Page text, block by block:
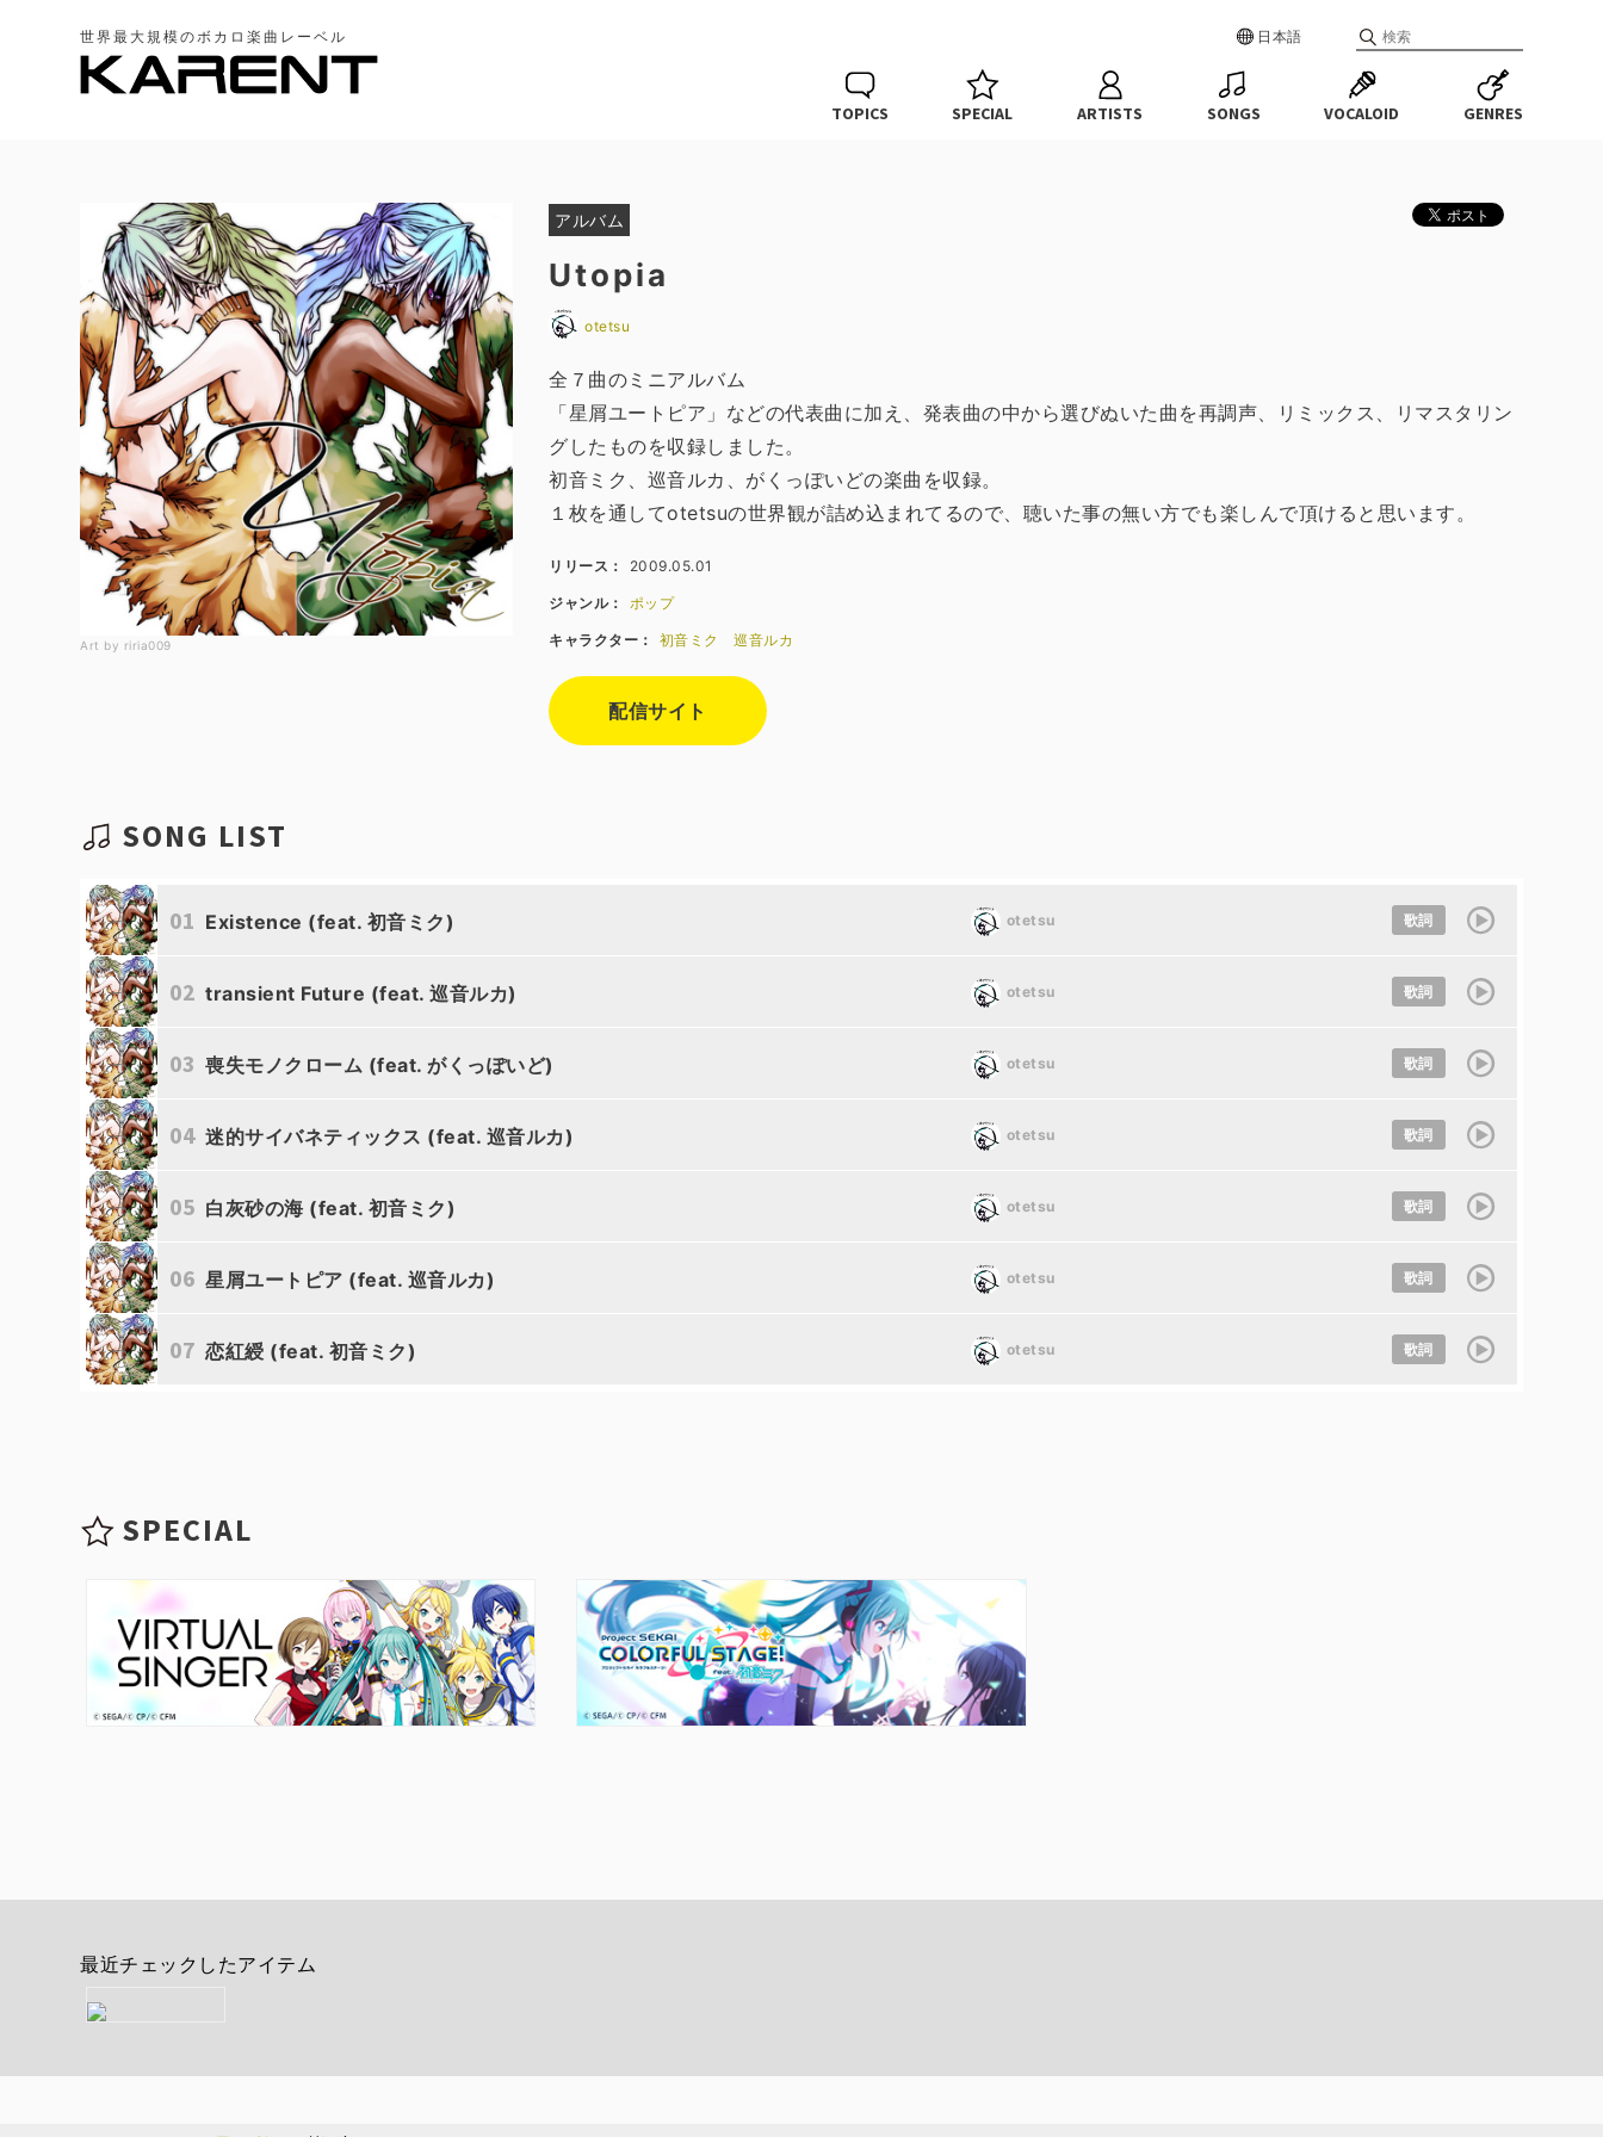
世界最大規模のボカロ楽曲レーベル 日本語
TOPICS SPECIAL ARTISTS SONGS VOCALOID GENRES
Art by riria009
アルバム
Utopia
otetsu
全７曲のミニアルバム
「星屑ユートピア」などの代表曲に加え、発表曲の中から選びぬいた曲を再調声、リミックス、リマスタリン
グしたものを収録しました。
初音ミク、巡音ルカ、がくっぽいどの楽曲を収録。
１枚を通してotetsuの世界観が詰め込まれてるので、聴いた事の無い方でも楽しんで頂けると思います。
リリース： 2009.05.01
ジャンル： ポップ
キャラクター： 初音ミク 巡音ルカ
配信サイト
SONG LIST
01 Existence (feat. 初音ミク) otetsu 歌詞
02 transient Future (feat. 巡音ルカ) otetsu 歌詞
03 喪失モノクローム (feat. がくっぽいど) otetsu 歌詞
04 迷的サイバネティックス (feat. 巡音ルカ) otetsu 歌詞
05 白灰砂の海 (feat. 初音ミク) otetsu 歌詞
06 星屑ユートピア (feat. 巡音ルカ) otetsu 歌詞
07 恋紅綬 (feat. 初音ミク) otetsu 歌詞
SPECIAL
最近チェックしたアイテム